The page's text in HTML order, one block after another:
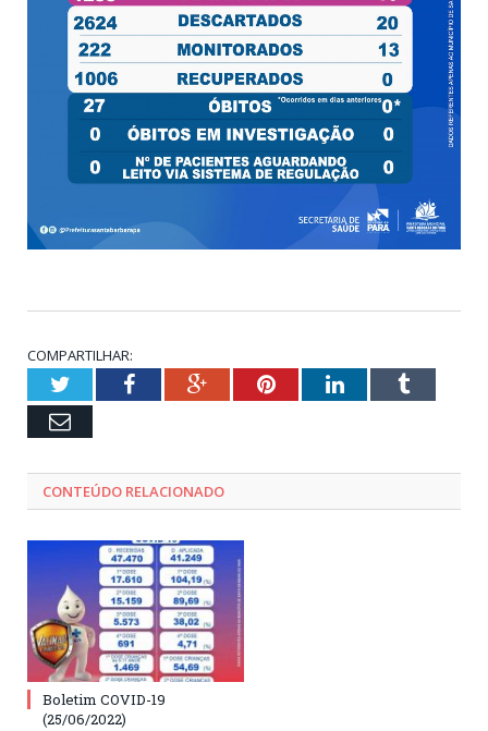
COMPARTILHAR:
TwitterFacebookGoogle+PinterestLinkedInTumblr
Email
CONTEÚDO RELACIONADO
Boletim COVID-19
(25/06/2022)